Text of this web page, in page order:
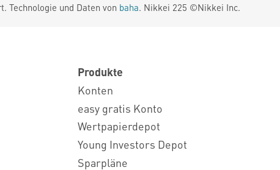
Technologie und Daten von baha. Nikkei 225 ©Nikkei Inc.
Produkte
Konten
easy gratis Konto
Wertpapierdepot
Young Investors Depot
Sparpläne